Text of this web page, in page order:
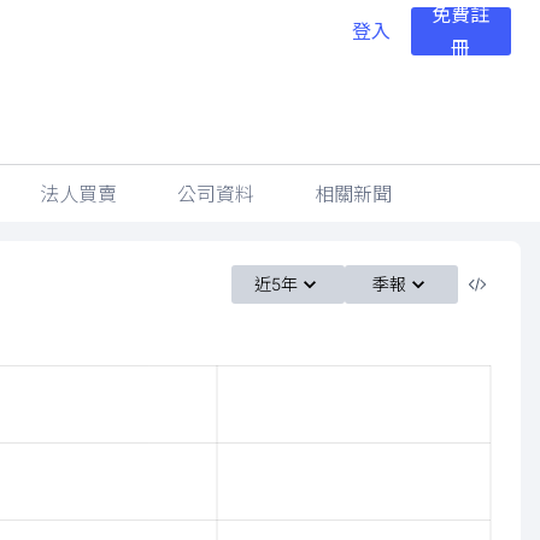
登入
免費註
冊
法人買賣 公司資料 相關新聞
近5年 季報